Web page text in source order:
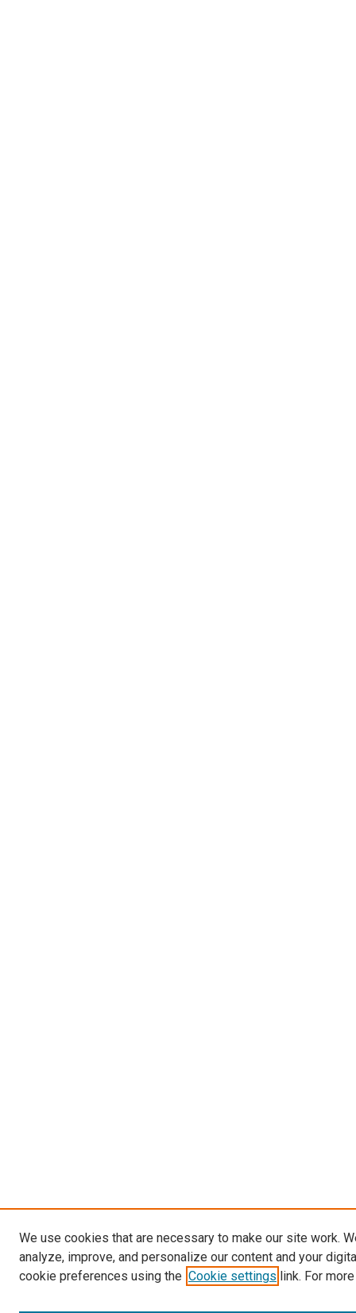
We use cookies that are necessary to make our site work.
analyze, improve, and personalize our content and your
cookie preferences using the Cookie settings link. For